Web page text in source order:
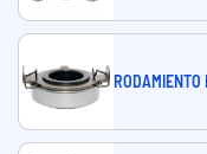
RODAMIENTO